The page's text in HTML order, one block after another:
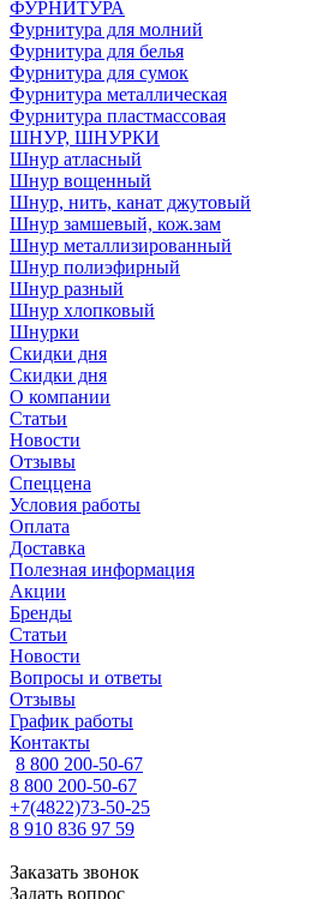
ФУРНИТУРА
Фурнитура для молний
Фурнитура для белья
Фурнитура для сумок
Фурнитура металлическая
Фурнитура пластмассовая
ШНУР, ШНУРКИ
Шнур атласный
Шнур вощенный
Шнур, нить, канат джутовый
Шнур замшевый, кож.зам
Шнур металлизированный
Шнур полиэфирный
Шнур разный
Шнур хлопковый
Шнурки
Скидки дня
Скидки дня
О компании
Статьи
Новости
Отзывы
Спеццена
Условия работы
Оплата
Доставка
Полезная информация
Акции
Бренды
Статьи
Новости
Вопросы и ответы
Отзывы
График работы
Контакты
8 800 200-50-67
8 800 200-50-67
+7(4822)73-50-25
8 910 836 97 59
Заказать звонок
Задать вопрос